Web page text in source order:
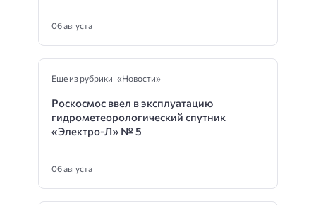
06 августа
Еще из рубрики «Новости»
Роскосмос ввел в эксплуатацию
гидрометеорологический спутник
«Электро-Л» № 5
06 августа